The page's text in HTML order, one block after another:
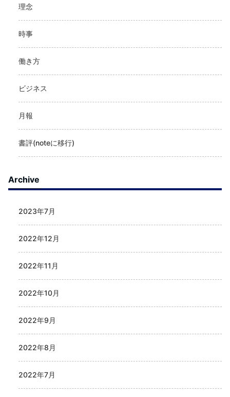
理念
時事
働き方
ビジネス
月報
書評(noteに移行)
Archive
2023年7月
2022年12月
2022年11月
2022年10月
2022年9月
2022年8月
2022年7月